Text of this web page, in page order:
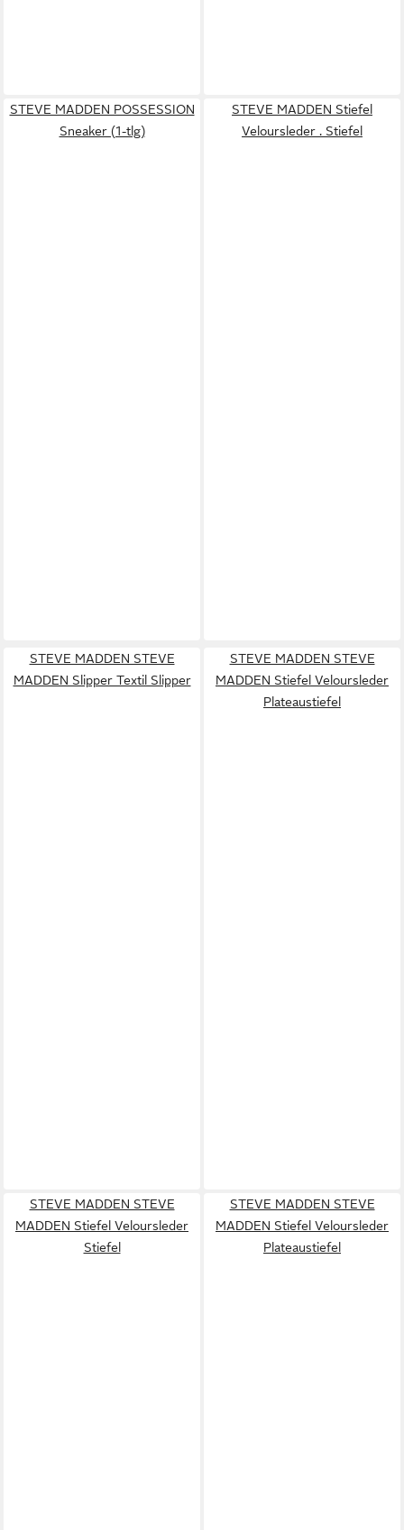
STEVE MADDEN POSSESSION
Sneaker (1-tlg)
STEVE MADDEN Stiefel
Veloursleder . Stiefel
STEVE MADDEN STEVE
MADDEN Slipper Textil Slipper
STEVE MADDEN STEVE
MADDEN Stiefel Veloursleder
Plateaustiefel
STEVE MADDEN STEVE
MADDEN Stiefel Veloursleder
Stiefel
STEVE MADDEN STEVE
MADDEN Stiefel Veloursleder
Plateaustiefel